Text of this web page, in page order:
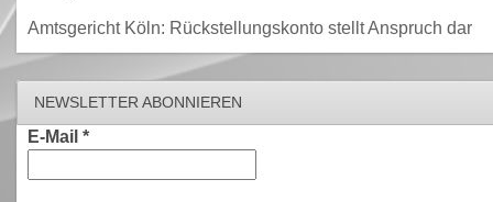
Amtsgericht Köln: Rückstellungskonto stellt Anspruch dar
NEWSLETTER ABONNIEREN
E-Mail *